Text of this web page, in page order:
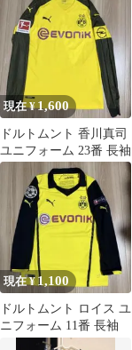
現在 ¥1,600
ドルトムント 香川真司
ユニフォーム 23番 長袖
現在 ¥ 1,100
ドルトムント ロイス ユ
ニフォーム 11番 長袖